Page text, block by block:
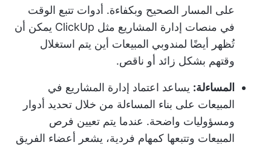
على المسار الصحيح وبكفاءة. أدوات تتبع الوقت
في منصات إدارة المشاريع مثل ClickUp يمكن أن
تُظهر أيضًا لمندوبي المبيعات أين يتم استغلال
وقتهم بشكل زائد أو ناقص.
المساءلة: يساعد اعتماد إدارة المشاريع في
المبيعات على بناء المساءلة من خلال تحديد أدوار
ومسؤوليات واضحة. عندما يتم تعيين فرص
المبيعات وتتبعها كمهام فردية، يشعر أعضاء الفريق